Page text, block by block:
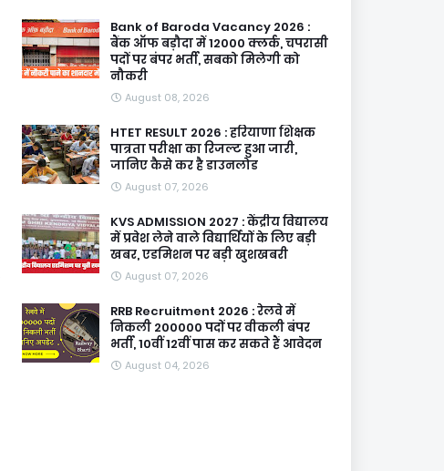
Bank of Baroda Vacancy 2026 :
बैंक ऑफ बड़ौदा में 12000 क्लर्क, चपरासी
पदों पर बंपर भर्ती, सबको मिलेगी को
नौकरी
August 08, 2026
HTET RESULT 2026 : हरियाणा शिक्षक
पात्रता परीक्षा का रिजल्ट हुआ जारी,
जानिए कैसे कर है डाउनलोड
August 07, 2026
KVS ADMISSION 2027 : केंद्रीय विद्यालय
में प्रवेश लेने वाले विद्यार्थियों के लिए बड़ी
खबर, एडमिशन पर बड़ी खुशखबरी
August 07, 2026
RRB Recruitment 2026 : रेलवे में
निकली 200000 पदों पर वीकली बंपर
भर्ती, 10वीं 12वीं पास कर सकते हैं आवेदन
August 04, 2026